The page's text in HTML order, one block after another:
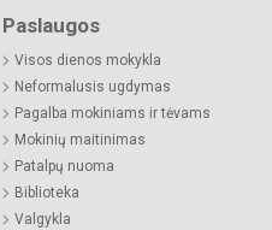
Paslaugos
Visos dienos mokykla
Neformalusis ugdymas
Pagalba mokiniams ir tėvams
Mokinių maitinimas
Patalpų nuoma
Biblioteka
Valgykla